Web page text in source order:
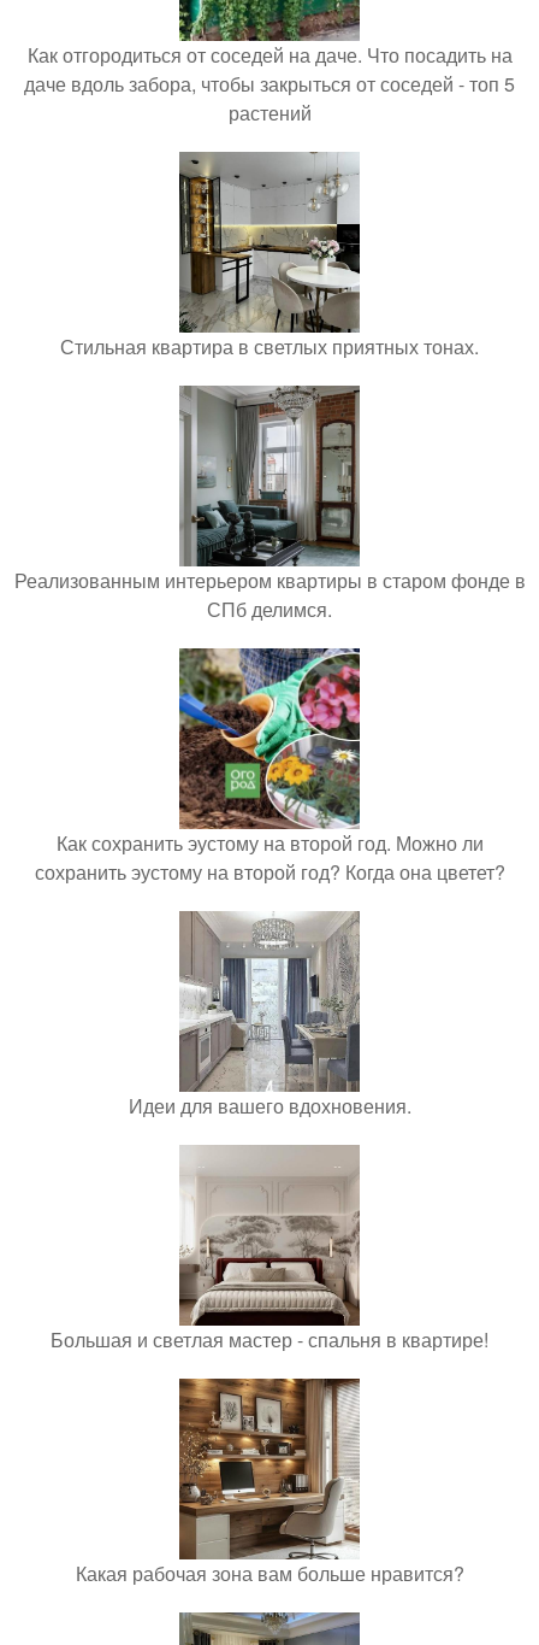
Как отгородиться от соседей на даче. Что посадить на
даче вдоль забора, чтобы закрыться от соседей - топ 5
растений
Стильная квартира в светлых приятных тонах.
Реализованным интерьером квартиры в старом фонде в
СПб делимся.
Как сохранить эустому на второй год. Можно ли
сохранить эустому на второй год? Когда она цветет?
Идеи для вашего вдохновения.
Большая и светлая мастер - спальня в квартире!
Какая рабочая зона вам больше нравится?